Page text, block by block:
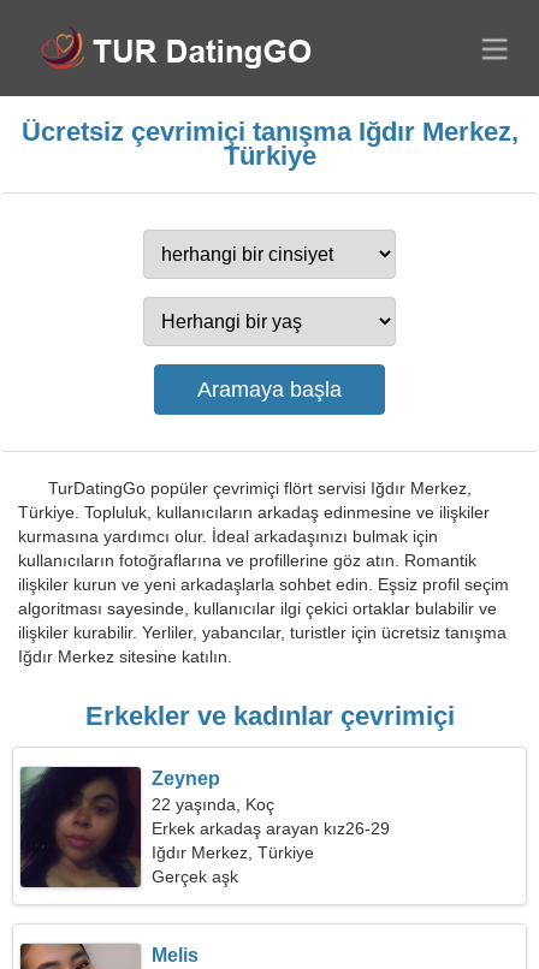
Ücretsiz çevrimiçi tanışma Iğdır Merkez,
Türkiye
TurDatingGo popüler çevrimiçi flört servisi Iğdır Merkez,
Türkiye. Topluluk, kullanıcıların arkadaş edinmesine ve ilişkiler
kurmasına yardımcı olur. İdeal arkadaşınızı bulmak için
kullanıcıların fotoğraflarına ve profillerine göz atın. Romantik
ilişkiler kurun ve yeni arkadaşlarla sohbet edin. Eşsiz profil seçim
algoritması sayesinde, kullanıcılar ilgi çekici ortaklar bulabilir ve
ilişkiler kurabilir. Yerliler, yabancılar, turistler için ücretsiz tanışma
Iğdır Merkez sitesine katılın.
Erkekler ve kadınlar çevrimiçi
Zeynep
22 yaşında, Koç
Erkek arkadaş arayan kız26-29
Iğdır Merkez, Türkiye
Gerçek aşk
Melis